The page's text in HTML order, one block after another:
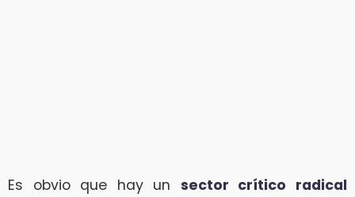
Es obvio que hay un sector crítico radical